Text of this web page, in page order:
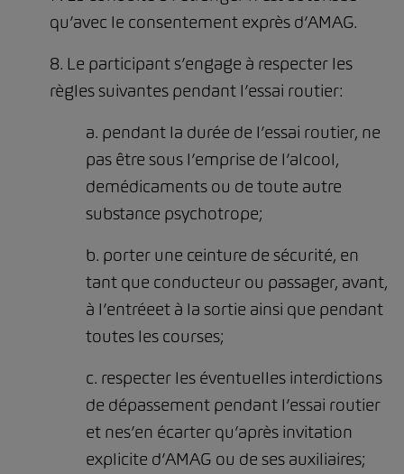
qu’avec le consentement exprès d’AMAG.
8. Le participant s’engage à respecter les
règles suivantes pendant l’essai routier:
a. pendant la durée de l’essai routier, ne
pas être sous l’emprise de l’alcool,
demédicaments ou de toute autre
substance psychotrope;
b. porter une ceinture de sécurité, en
tant que conducteur ou passager, avant,
à l’entréeet à la sortie ainsi que pendant
toutes les courses;
c. respecter les éventuelles interdictions
de dépassement pendant l’essai routier
et nes’en écarter qu’après invitation
explicite d’AMAG ou de ses auxiliaires;